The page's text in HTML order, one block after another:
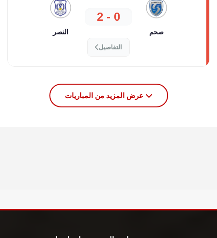
صحم
0 - 2
النصر
التفاصيل
عرض المزيد من المباريات